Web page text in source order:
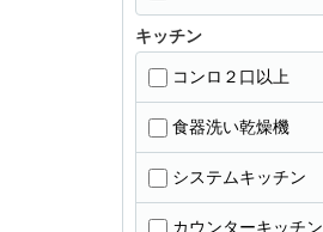
キッチン
コンロ２口以上
食器洗い乾燥機
システムキッチン
カウンターキッチン